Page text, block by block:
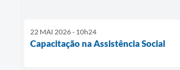
22 MAI 2026 - 10h24
Capacitação na Assistência Social